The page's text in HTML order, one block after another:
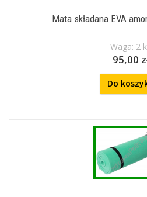
Mata składana EVA
Waga: 2
95,00
Do